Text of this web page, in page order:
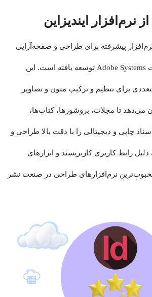
نرم‌افزار ایندیزاین
پیشرفته برای طراحی و صفحه‌آرایی
است که توسط شرکت Adobe Systems توسعه یافته است. این
برای تنظیم و ترکیب متون و تصاویر
می‌دهد تا مجلات، بروشورها، کتاب‌ها،
چاپی و دیجیتالی را با دقت بالا طراحی و
دلیل رابط کاربری کاربرپسند و ابزارهای
نرم‌افزارهای طراحی در صنعت نشر